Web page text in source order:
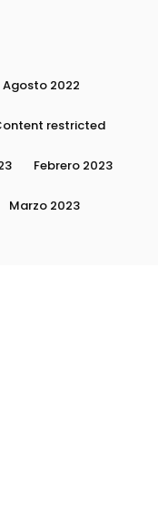
Agosto 2022
restricted
Febrero 2023
Marzo 2023